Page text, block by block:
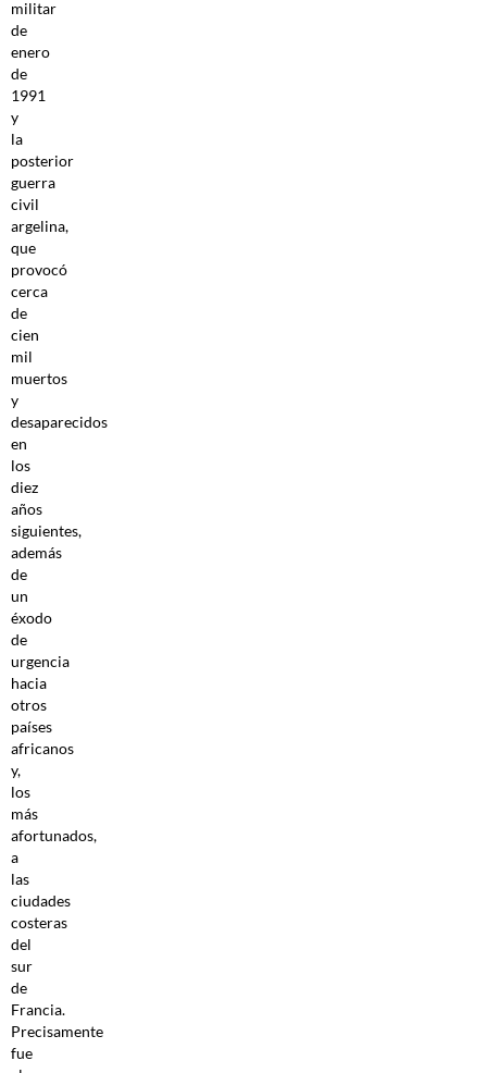
militar
de
enero
de
1991
y
la
posterior
guerra
civil
argelina,
que
provocó
cerca
de
cien
mil
muertos
y
desaparecidos
en
los
diez
años
siguientes,
además
de
un
éxodo
de
urgencia
hacia
otros
países
africanos
y,
los
más
afortunados,
a
las
ciudades
costeras
del
sur
de
Francia.
Precisamente
fue